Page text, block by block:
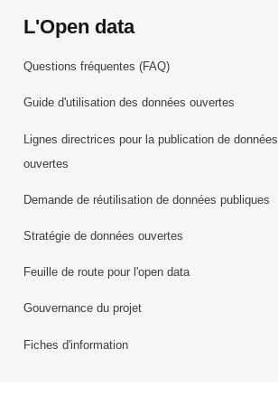
L'Open data
Questions fréquentes (FAQ)
Guide d'utilisation des données ouvertes
Lignes directrices pour la publication de données
ouvertes
Demande de réutilisation de données publiques
Stratégie de données ouvertes
Feuille de route pour l'open data
Gouvernance du projet
Fiches d'information